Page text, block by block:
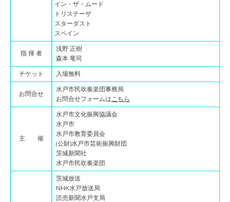
イン・ザ・ムード
トリステーザ
スターダスト
スペイン
指 揮 者
浅野 正樹
森本 竜司
チケット 入場無料
お問合せ
水戸市民吹奏楽団事務局
お問合せフォームは こちら
主 催
水戸市文化振興協議会
水戸市
水戸市教育委員会
(公財)水戸市芸術振興財団
茨城新聞社
水戸市民吹奏楽団
茨城放送
NHK水戸放送局
読売新聞水戸支局